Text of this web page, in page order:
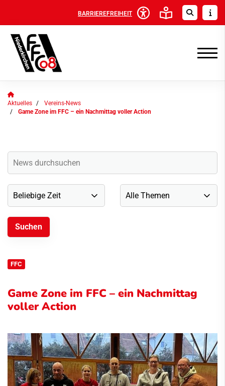
BARRIEREFREIHEIT
Aktuelles
Vereins-News
Game Zone im FFC – ein Nachmittag voller Action
FFC
Game Zone im FFC – ein Nachmittag
voller Action